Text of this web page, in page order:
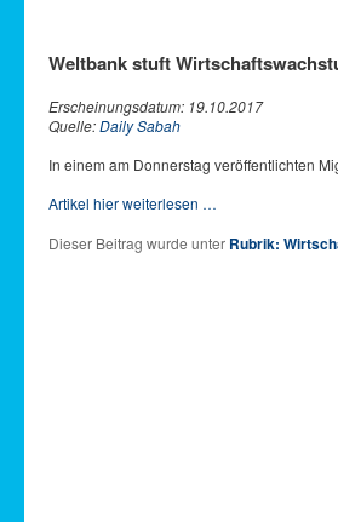
Weltbank stuft
Erscheinungsdatum: 19.10.2017
Quelle:Daily Sabah
In einem am Donnerstag veröffentlichten
Artikel hier weiterlesen …
Dieser Beitrag wurde unter Rubrik: